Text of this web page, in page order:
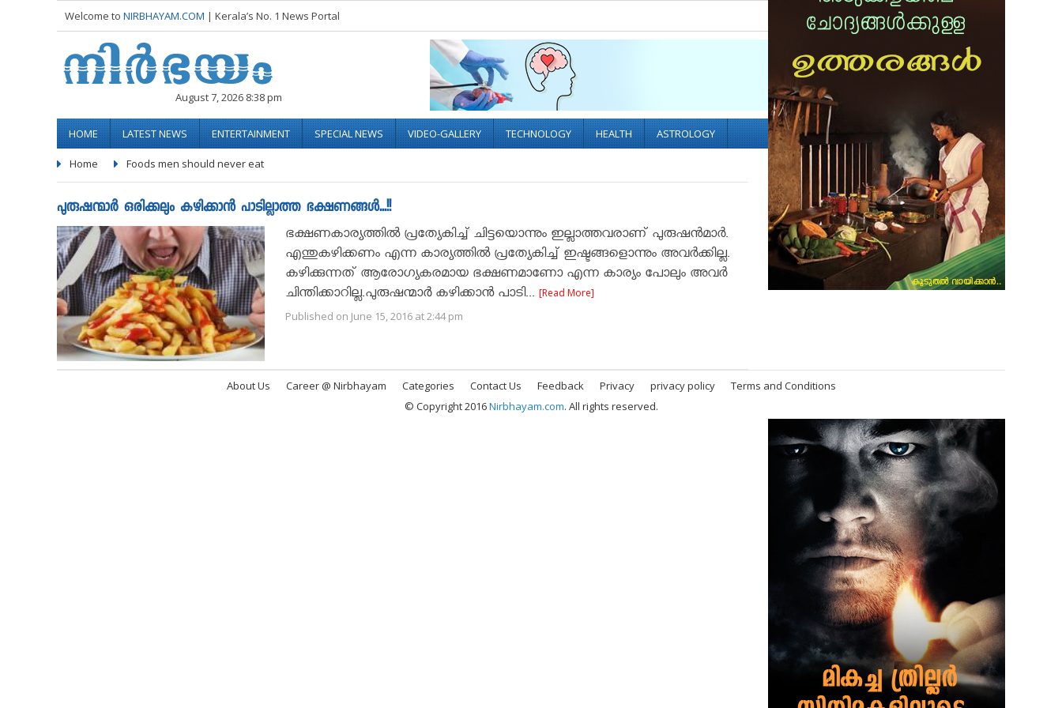
Welcome to NIRBHAYAM.COM | Kerala’s No. 1 News Portal Socialize with us
August 7, 2026 8:38 pm
HOME LATEST NEWS ENTERTAINMENT SPECIAL NEWS VIDEO-GALLERY TECHNOLOGY HEALTH ASTROLOGY
Home Foods men should never eat
പുരുഷന്മാർ ഒരിക്കലും കഴിക്കാൻ പാടില്ലാത്ത ഭക്ഷണങ്ങൾ...!!
ഭക്ഷണകാര്യത്തില്‍ പ്രത്യേകിച്ച് ചിട്ടയൊന്നും ഇല്ലാത്തവരാണ് പുരുഷന്‍മാര്‍.
എന്തുകഴിക്കണം എന്ന കാര്യത്തില്‍ പ്രത്യേകിച്ച് ഇഷ്ടങ്ങളൊന്നും അവര്‍ക്കില്ല.
കഴിക്കുന്നത് ആരോഗ്യകരമായ ഭക്ഷണമാണോ എന്ന കാര്യം പോലും അവര്‍
ചിന്തിക്കാറില്ല.പുരുഷന്മാർ കഴിക്കാന്‍ പാടി... [Read More]
Published on June 15, 2016 at 2:44 pm
About Us Career @ Nirbhayam Categories Contact Us Feedback Privacy privacy policy
Terms and Conditions
© Copyright 2016Nirbhayam.com. All rights reserved.